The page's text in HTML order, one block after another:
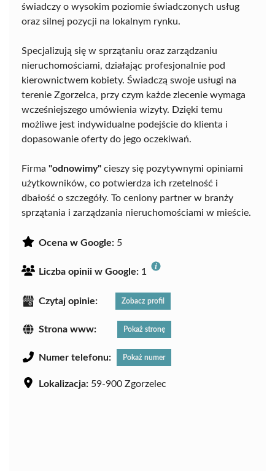
świadczy o wysokim poziomie świadczonych usług
oraz silnej pozycji na lokalnym rynku.
Specjalizują się w sprzątaniu oraz zarządzaniu
nieruchomościami, działając profesjonalnie pod
kierownictwem kobiety. Świadczą swoje usługi na
terenie Zgorzelca, przy czym każde zlecenie wymaga
wcześniejszego umówienia wizyty. Dzięki temu
możliwe jest indywidualne podejście do klienta i
dopasowanie oferty do jego oczekiwań.
Firma "odnowimy" cieszy się pozytywnymi opiniami
użytkowników, co potwierdza ich rzetelność i
dbałość o szczegóły. To ceniony partner w branży
sprzątania i zarządzania nieruchomościami w mieście.
Ocena w Google: 5
Liczba opinii w Google: 1
Czytaj opinie: Zobacz profil
Strona www: Pokaż stronę
Numer telefonu: Pokaż numer
Lokalizacja: 59-900 Zgorzelec